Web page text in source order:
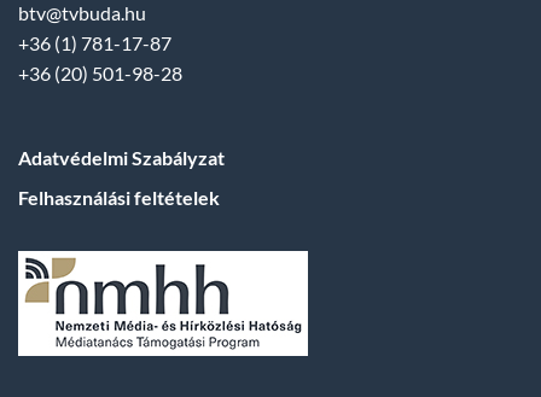
btv@tvbuda.hu
+36 (1) 781-17-87
+36 (20) 501-98-28
Adatvédelmi Szabályzat
Felhasználási feltételek